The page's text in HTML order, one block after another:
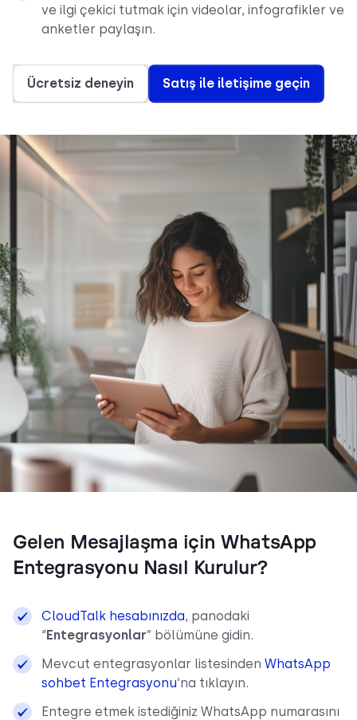
ve ilgi çekici tutmak için videolar, infografikler ve
anketler paylaşın.
Ücretsiz deneyin Satış ile iletişime geçin
Gelen Mesajlaşma için WhatsApp
Entegrasyonu Nasıl Kurulur?
CloudTalk hesabınızda, panodaki
“Entegrasyonlar” bölümüne gidin.
Mevcut entegrasyonlar listesinden WhatsApp
sohbet Entegrasyonu‘na tıklayın.
Entegre etmek istediğiniz WhatsApp numarasını